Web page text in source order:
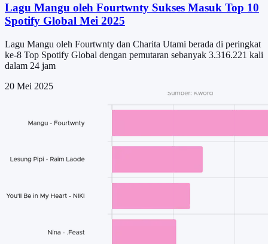
Lagu Mangu oleh Fourtwnty Sukses Masuk Top 10
Spotify Global Mei 2025
Lagu Mangu oleh Fourtwnty dan Charita Utami berada di peringkat
ke-8 Top Spotify Global dengan pemutaran sebanyak 3.316.221 kali
dalam 24 jam
20 Mei 2025